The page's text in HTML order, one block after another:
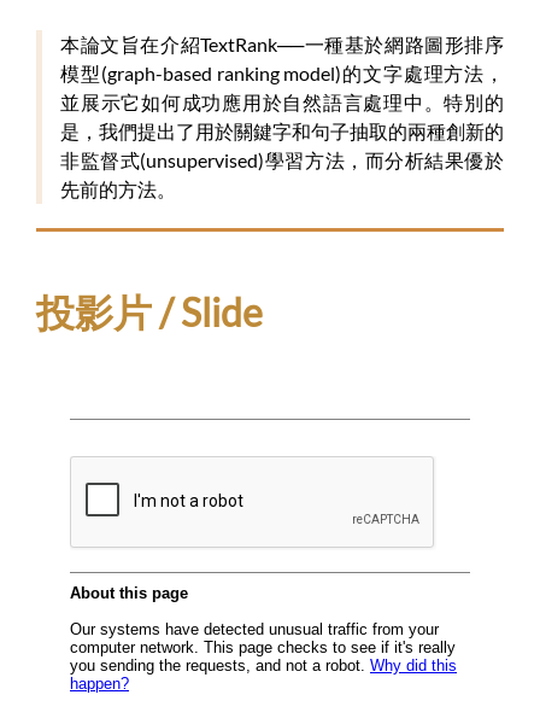
本論文旨在介紹TextRank──一種基於網路圖形排序
模型(graph-based ranking model)的文字處理方法，
並展示它如何成功應用於自然語言處理中。特別的
是，我們提出了用於關鍵字和句子抽取的兩種創新的
非監督式(unsupervised)學習方法，而分析結果優於
先前的方法。
投影片 / Slide